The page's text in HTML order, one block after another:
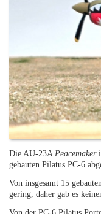
Die AU-23A Peacemaker
gebauten Pilatus PC-6
Von insgesamt 15
gering, daher gab es